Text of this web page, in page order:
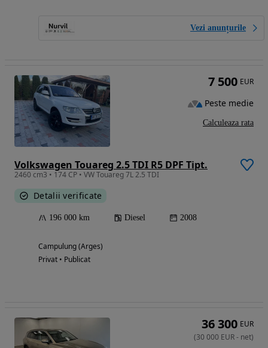
Vezi anunțurile
Volkswagen Touareg 2.5 TDI R5 DPF Tipt.
2460 cm3 • 174 CP • VW Touareg 7L 2.5 TDI
Detalii verificate
196 000 km Diesel 2008
Campulung (Arges)
Privat • Publicat
7 500 EUR
Peste medie
Calculeaza rata
36 300 EUR
(30 000 EUR- net)